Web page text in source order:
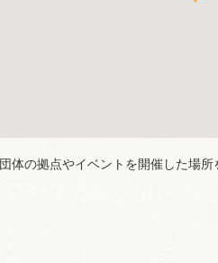
団体の拠点やイベントを開催した場所